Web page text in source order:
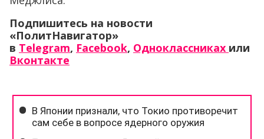
Подпишитесь на новости
«ПолитНавигатор»
в Telegram, Facebook, Одноклассниках или
Вконтакте